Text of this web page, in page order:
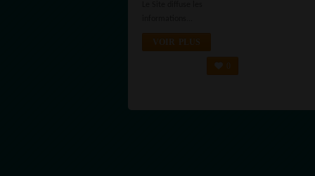
VOIR PLUS